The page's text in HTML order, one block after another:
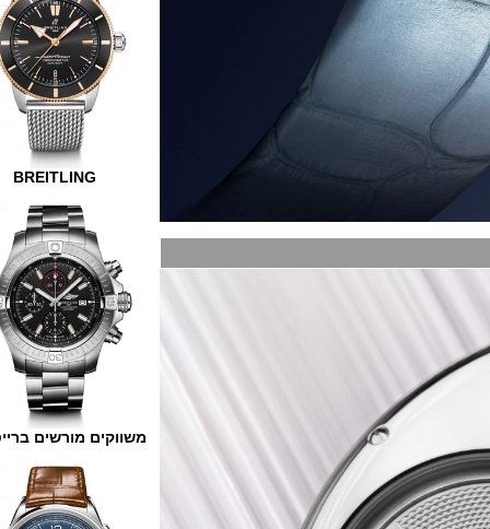
BREITLING
משווקים מורשים ברייטלינג